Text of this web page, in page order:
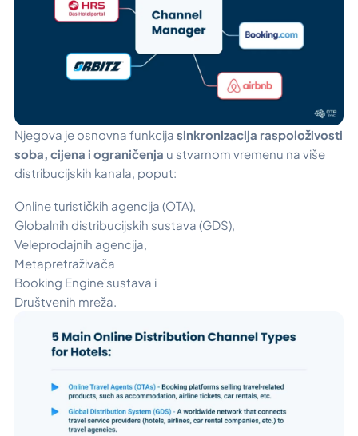
Njegova je osnovna funkcija sinkronizacija raspoloživosti
soba, cijena i ograničenja u stvarnom vremenu na više
distribucijskih kanala, poput:
Online turističkih agencija (OTA),
Globalnih distribucijskih sustava (GDS),
Veleprodajnih agencija,
Metapretraživača
Booking Engine sustava i
Društvenih mreža.